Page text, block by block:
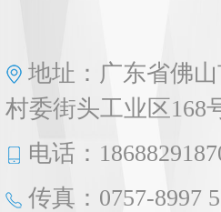
地址：广东省佛
村委街头工业区168
电话：
传真：0757-8997